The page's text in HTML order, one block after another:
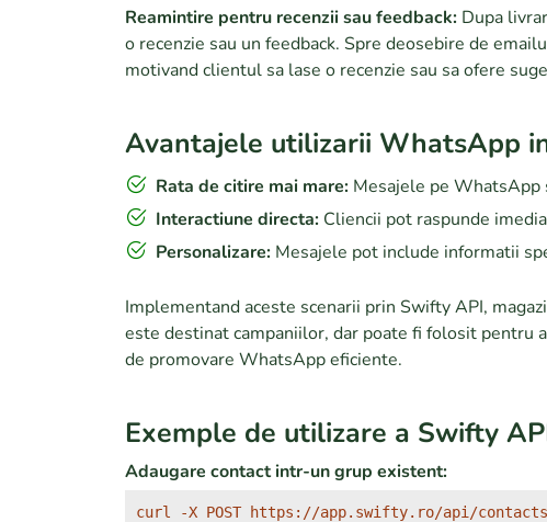
Reamintire pentru recenzii sau feedback: Dupa
o recenzie sau un feedback. Spre deosebire de
motivand clientul sa lase o recenzie sau sa ofere
Avantajele utilizarii WhatsApp
Rata de citire mai mare: Mesajele pe WhatsApp
Interactiune directa: Cliencii pot raspunde
Personalizare: Mesajele pot include informatii
Implementand aceste scenarii prin Swifty API,
este destinat campaniilor, dar poate fi folosit pentru
de promovare WhatsApp eficiente.
Exemple de utilizare a Swifty
Adaugare contact intr-un grup existent:
curl -X POST https://app.swifty.ro/api/contacts